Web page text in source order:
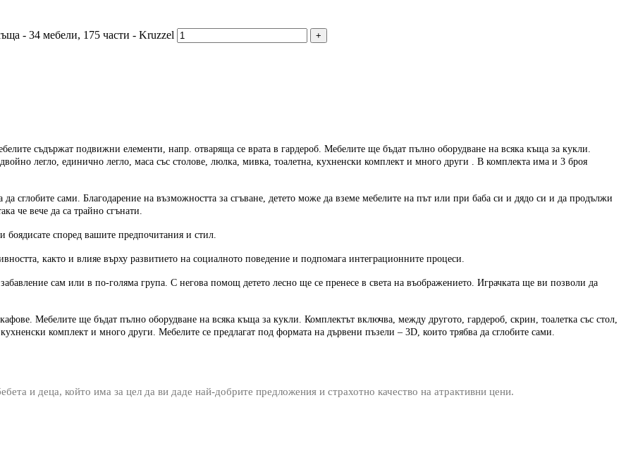
- 34 мебели, 175 части - Kruzzel
съдържат подвижни елементи, напр. отваряща се врата в гардероб. Мебелите ще бъдат пълно оборудване на всяка къща за кукли.
легло, единично легло, маса със столове, люлка, мивка, тоалетна, кухненски комплект и много други . В комплекта има и 3 броя
сглобите сами. Благодарение на възможността за сгъване, детето може да вземе мебелите на път или при баба си и дядо си и да продължи
че вече да са трайно сгънати.
според вашите предпочитания и стил.
както и влияе върху развитието на социалното поведение и подпомага интеграционните процеси.
сам или в по-голяма група. С негова помощ детето лесно ще се пренесе в света на въображението. Играчката ще ви позволи да
Мебелите ще бъдат пълно оборудване на всяка къща за кукли. Комплектът включва, между другото, гардероб, скрин, тоалетка със стол,
комплект и много други. Мебелите се предлагат под формата на дървени пъзели – 3D, които трябва да сглобите сами.
и деца, който има за цел да ви даде най-добрите предложения и страхотно качество на атрактивни цени.